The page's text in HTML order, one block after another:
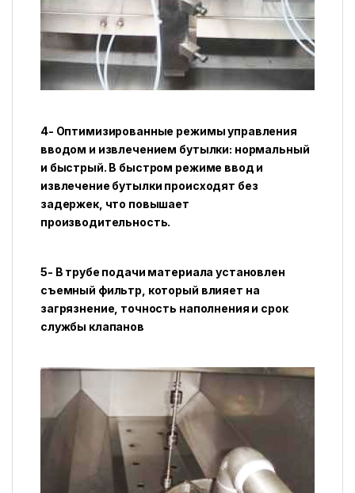
4- Оптимизированные режимы управления
вводом и извлечением бутылки: нормальный
и быстрый. В быстром режиме ввод и
извлечение бутылки происходят без
задержек, что повышает
производительность.
5- В трубе подачи материала установлен
съемный фильтр, который влияет на
загрязнение, точность наполнения и срок
службы клапанов